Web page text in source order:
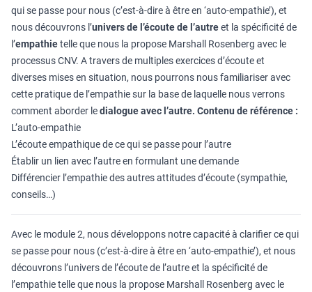
qui se passe pour nous (c’est-à-dire à être en ‘auto-empathie’), et
nous découvrons l’univers de l’écoute de l’autreet la spécificité de
l’empathietelle que nous la propose Marshall Rosenberg avec le
processus CNV. A travers de multiples exercices d’écoute et
diverses mises en situation, nous pourrons nous familiariser avec
cette pratique de l’empathie sur la base de laquelle nous verrons
comment aborder ledialogue avec l’autre. Contenu de référence :
L’auto-empathie
L’écoute empathique de ce qui se passe pour l’autre
Établir un lien avec l’autre en formulant une demande
Différencier l’empathie des autres attitudes d’écoute (sympathie,
conseils…)
Avec le module 2, nous développons notre capacité à clarifier ce qui
se passe pour nous (c’est-à-dire à être en ‘auto-empathie’), et nous
découvrons l’univers de l’écoute de l’autre et la spécificité de
l’empathie telle que nous la propose Marshall Rosenberg avec le